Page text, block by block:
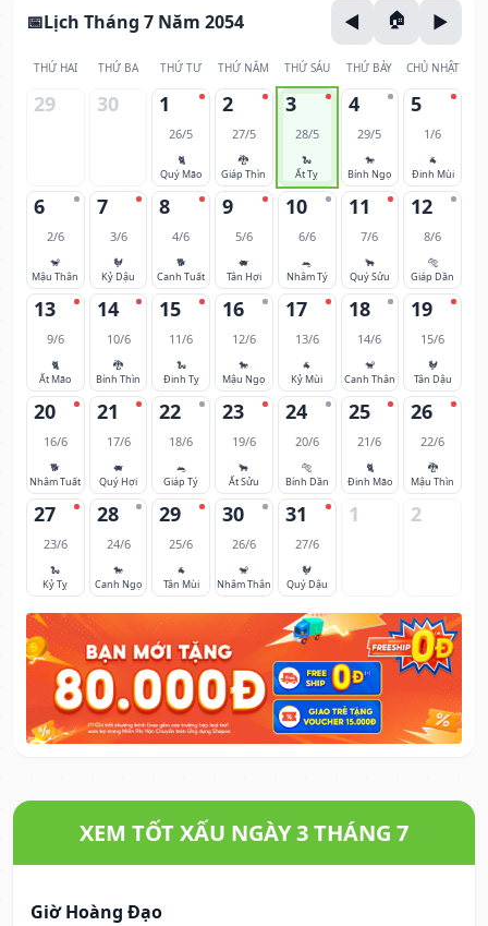
Lịch Tháng 7 Năm 2054
THỨ HAI THỨ BA THỨ TƯ THỨ NĂM THỨ SÁU THỨ BẢY CHỦ NHẬT
29 30 1
26/5
🐈
Quý Mão
2
27/5
🐉
Giáp Thìn
3
28/5
🐍
Ất Tỵ
4
29/5
🐎
Bính Ngọ
5
1/6
🐐
Đinh Mùi
6
2/6
🐒
Mậu Thân
7
3/6
🐓
Kỷ Dậu
8
4/6
🐕
Canh Tuất
9
5/6
🐖
Tân Hợi
10
6/6
🐀
Nhâm Tý
11
7/6
🐂
Quý Sửu
12
8/6
🐅
Giáp Dần
13
9/6
🐈
Ất Mão
14
10/6
🐉
Bính Thìn
15
11/6
🐍
Đinh Tỵ
16
12/6
🐎
Mậu Ngọ
17
13/6
🐐
Kỷ Mùi
18
14/6
🐒
Canh Thân
19
15/6
🐓
Tân Dậu
20
16/6
🐕
Nhâm Tuất
21
17/6
🐖
Quý Hợi
22
18/6
🐀
Giáp Tý
23
19/6
🐂
Ất Sửu
24
20/6
🐅
Bính Dần
25
21/6
🐈
Đinh Mão
26
22/6
🐉
Mậu Thìn
27
23/6
🐍
Kỷ Tỵ
28
24/6
🐎
Canh Ngọ
29
25/6
🐐
Tân Mùi
30
26/6
🐒
Nhâm Thân
31
27/6
🐓
Quý Dậu
1 2
XEM TỐT XẤU NGÀY 3 THÁNG 7
Giờ Hoàng Đạo